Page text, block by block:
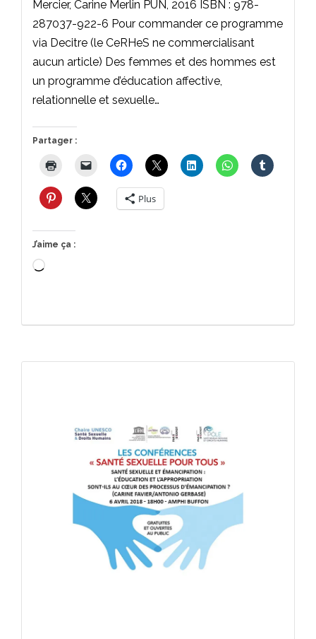
Mercier, Carine Merlin PUN, 2016 ISBN : 978-
287037-922-6 Pour commander ce programme
via Decitre (le CeRHeS ne commercialisant
aucun article) Des femmes et des hommes est
un programme d’éducation affective,
relationnelle et sexuelle…
Partager :
Plus
J’aime ça :
Chargement…